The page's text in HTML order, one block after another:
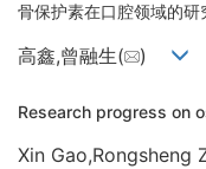
骨保护素在口腔领域的研
高鑫,曾融生( )
Research progress on
Xin Gao,Rongsheng